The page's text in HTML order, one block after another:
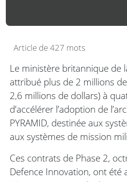
Article de 427 mots
Le ministère britannique de
attribué plus de 2 millions
2,6 millions de dollars) à
d’accélérer l’adoption de
PYRAMID, destinée aux
aux systèmes de mission
Ces contrats de Phase 2,
Defence Innovation, ont été